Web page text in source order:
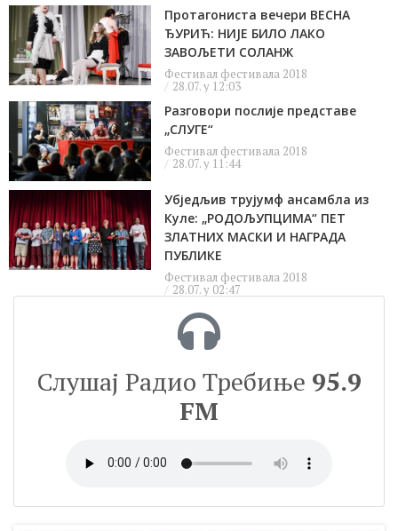
Протагониста вечери ВЕСНА
ЂУРИЋ: НИЈЕ БИЛО ЛАКО
ЗАВОЉЕТИ СОЛАНЖ
Фестивал фестивала 2018
28.07. у 12:03
Разговори послије представе
„СЛУГЕ“
Фестивал фестивала 2018
28.07. у 11:44
Убједљив трујумф ансамбла из
Куле: „РОДОЉУПЦИМА“ ПЕТ
ЗЛАТНИХ МАСКИ И НАГРАДА
ПУБЛИКЕ
Фестивал фестивала 2018
28.07. у 02:47
Слушај Радио Требиње 95.9
FM